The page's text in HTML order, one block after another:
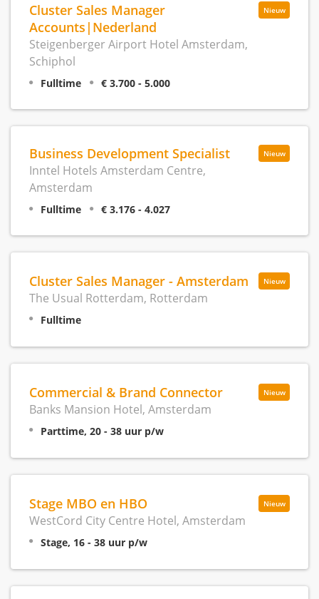
Nieuw
Cluster Sales Manager
Accounts|Nederland
Steigenberger Airport Hotel Amsterdam,
Schiphol
Fulltime € 3.700 - 5.000
Nieuw
Business Development Specialist
Inntel Hotels Amsterdam Centre,
Amsterdam
Fulltime € 3.176 - 4.027
Nieuw
Cluster Sales Manager - Amsterdam
The Usual Rotterdam, Rotterdam
Fulltime
Nieuw
Commercial & Brand Connector
Banks Mansion Hotel, Amsterdam
Parttime, 20 - 38 uur p/w
Nieuw
Stage MBO en HBO
WestCord City Centre Hotel, Amsterdam
Stage, 16 - 38 uur p/w